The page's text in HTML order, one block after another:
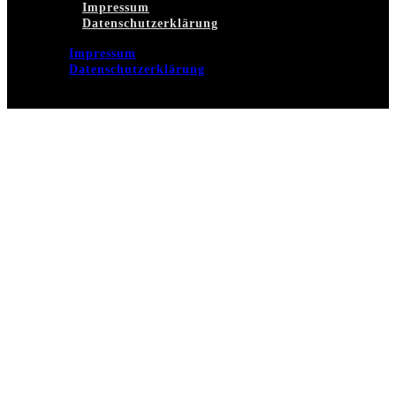
Impressum
Datenschutzerklärung
Impressum
Datenschutzerklärung